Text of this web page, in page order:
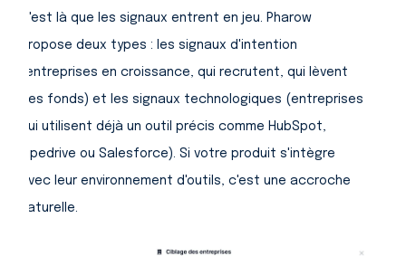
C'est là que les signaux entrent en jeu. Pharow
propose deux types : les signaux d'intention
(entreprises en croissance, qui recrutent, qui lèvent
des fonds) et les signaux technologiques (entreprises
qui utilisent déjà un outil précis comme HubSpot,
Pipedrive ou Salesforce). Si votre produit s'intègre
avec leur environnement d'outils, c'est une accroche
naturelle.